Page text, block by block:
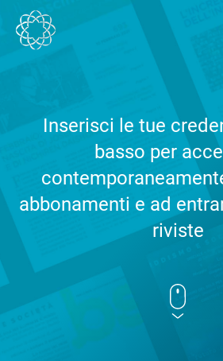
Salta al contenuto
Inserisci le tue
basso per
abbonamenti e ad
riviste